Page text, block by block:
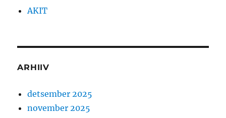
AKIT
ARHIIV
detsember 2025
november 2025